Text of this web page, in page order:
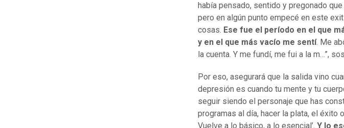
había pensado, sentido y pregonado
pero en algún punto empecé en este
cosas. Ese fue el período en el que
y en el que más vacío me sentí. Me
la cuenta. Y me fundí, me fui a la m…”,
Por eso, asegurará que la salida vino
depresión es cuando tu mente y tu
seguir siendo el personaje que has
programas al día, hacer la plata, el éxito
Vuelve a lo básico, a lo esencial’. Y lo